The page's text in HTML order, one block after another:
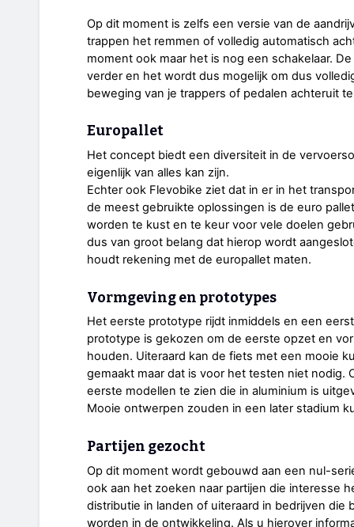
Op dit moment is zelfs een versie van de
trappen het remmen of volledig automatisch
moment ook maar het is nog een schakelaar.
verder en het wordt dus mogelijk om dus
beweging van je trappers of pedalen achteruit
Europallet
Het concept biedt een diversiteit in de
eigenlijk van alles kan zijn.
Echter ook Flevobike ziet dat in er in het
de meest gebruikte oplossingen is de euro
worden te kust en te keur voor vele doelen
dus van groot belang dat hierop wordt
houdt rekening met de europallet maten.
Vormgeving en prototypes
Het eerste prototype rijdt inmiddels en een
prototype is gekozen om de eerste opzet en
houden. Uiteraard kan de fiets met een mooie
gemaakt maar dat is voor het testen niet nodig.
eerste modellen te zien die in aluminium is
Mooie ontwerpen zouden in een later stadium
Partijen gezocht
Op dit moment wordt gebouwd aan een nul-
ook aan het zoeken naar partijen die interesse
distributie in landen of uiteraard in bedrijven
worden in de ontwikkeling. Als u hierover